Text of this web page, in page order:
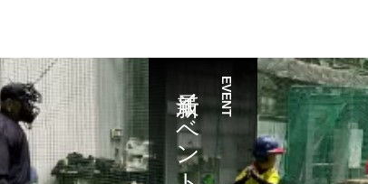
EVENT
最新イベント情報